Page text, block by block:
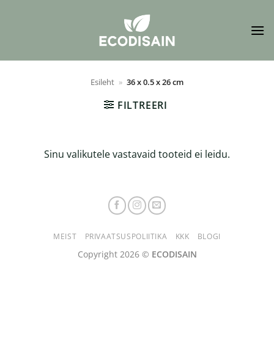
Esileht » 36 x 0.5 x 26 cm
FILTREERI
Sinu valikutele vastavaid tooteid ei leidu.
MEIST PRIVAATSUSPOLIITIKA KKK BLOGI
Copyright 2026 © ECODISAIN